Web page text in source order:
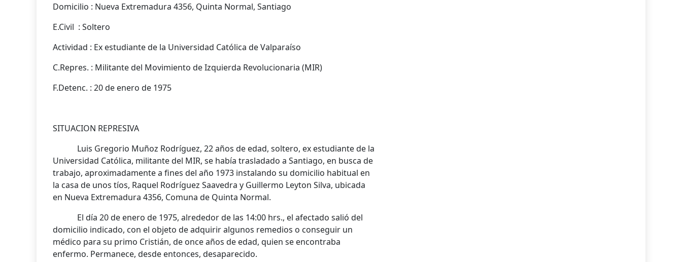
Domicilio : Nueva Extremadura 4356, Quinta Normal, Santiago
E.Civil : Soltero
Actividad : Ex estudiante de la Universidad Católica de Valparaíso
C.Repres. : Militante del Movimiento de Izquierda Revolucionaria (MIR)
F.Detenc. : 20 de enero de 1975
SITUACION REPRESIVA
Luis Gregorio Muñoz Rodríguez, 22 años de edad, soltero, ex estudiante de la
Universidad Católica, militante del MIR, se había trasladado a Santiago, en busca de
trabajo, aproximadamente a fines del año 1973 instalando su domicilio habitual en
la casa de unos tíos, Raquel Rodríguez Saavedra y Guillermo Leyton Silva, ubicada
en Nueva Extremadura 4356, Comuna de Quinta Normal.
El día 20 de enero de 1975, alrededor de las 14:00 hrs., el afectado salió del
domicilio indicado, con el objeto de adquirir algunos remedios o conseguir un
médico para su primo Cristián, de once años de edad, quien se encontraba
enfermo. Permanece, desde entonces, desaparecido.